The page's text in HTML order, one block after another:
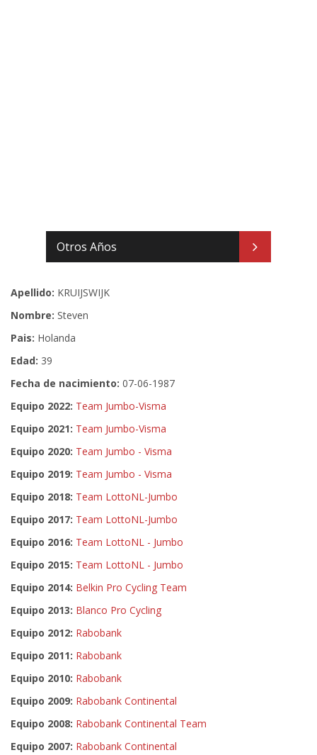
Otros Años
Apellido: KRUIJSWIJK
Nombre: Steven
Pais: Holanda
Edad: 39
Fecha de nacimiento: 07-06-1987
Equipo 2022: Team Jumbo-Visma
Equipo 2021: Team Jumbo-Visma
Equipo 2020: Team Jumbo - Visma
Equipo 2019: Team Jumbo - Visma
Equipo 2018: Team LottoNL-Jumbo
Equipo 2017: Team LottoNL-Jumbo
Equipo 2016: Team LottoNL - Jumbo
Equipo 2015: Team LottoNL - Jumbo
Equipo 2014: Belkin Pro Cycling Team
Equipo 2013: Blanco Pro Cycling
Equipo 2012: Rabobank
Equipo 2011: Rabobank
Equipo 2010: Rabobank
Equipo 2009: Rabobank Continental
Equipo 2008: Rabobank Continental Team
Equipo 2007: Rabobank Continental